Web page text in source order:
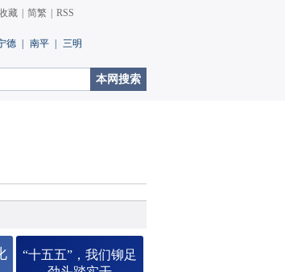
藏 简繁 RSS
德 南平 三明
“十五五”，我们铆足